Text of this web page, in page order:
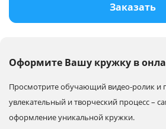
Заказать
Оформите Вашу кружку в
Просмотрите обучающий видео-ролик и
увлекательный и творческий процесс –
оформление уникальной кружки.